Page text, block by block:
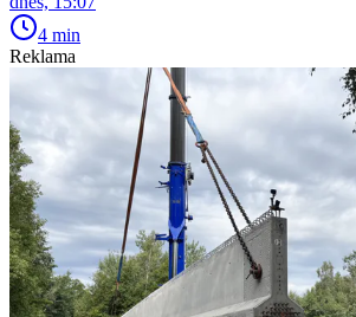
4 min
Reklama